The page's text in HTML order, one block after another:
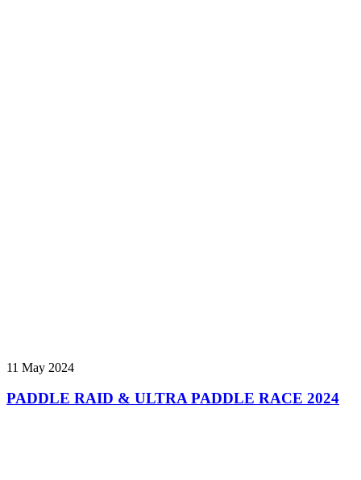
11 May 2024
PADDLE RAID & ULTRA PADDLE RACE 2024